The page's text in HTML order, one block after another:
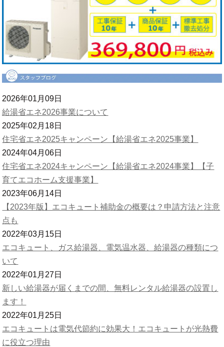
2026年01月09日
給湯省エネ2026事業について
2025年02月18日
住宅省エネ2025キャンペーン【給湯省エネ2025事業】
2024年04月06日
住宅省エネ2024キャンペーン【給湯省エネ2024事業】【子
育てエコホーム支援事業】
2023年06月14日
【2023年版】エコキュート補助金の概要は？申請方法と注意
点も
2022年03月15日
エコキュート、ガス給湯器、電気温水器、給湯器の種類につ
いて
2022年01月27日
新しい給湯器が届くまでの間、無料レンタル給湯器の設置し
ます！
2022年01月25日
エコキュートは電気代節約に効果大！エコキュートが光熱費
に役立つ理由